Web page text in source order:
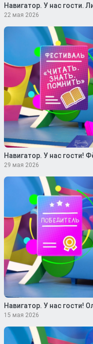
Навигатор. У нас гости.
22 мая 2026
Навигатор. У нас гости!
29 мая 2026
Навигатор. У нас гости!
15 мая 2026